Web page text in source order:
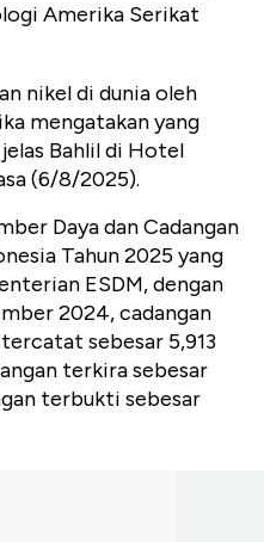
Amerika Serikat
nikel di dunia oleh
mengatakan yang
Bahlil di Hotel
(6/8/2025).
Daya dan Cadangan
Tahun 2025 yang
ESDM, dengan
2024, cadangan
sebesar 5,913
terkira sebesar
terbukti sebesar